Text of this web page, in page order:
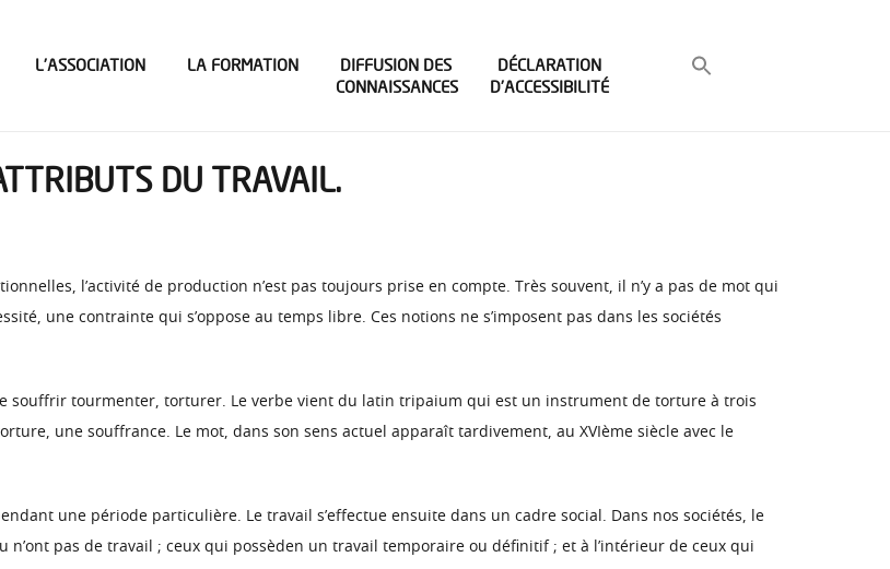
L’ASSOCIATION LA FORMATION
DIFFUSION DES
CONNAISSANCES
DÉCLARATION
D’ACCESSIBILITÉ
DU TRAVAIL.
l’activité de production n’est pas toujours prise en compte. Très souvent, il n’y a pas de mot qui
une contrainte qui s’oppose au temps libre. Ces notions ne s’imposent pas dans les sociétés
souffrir tourmenter, torturer. Le verbe vient du latin tripaium qui est un instrument de torture à trois
une souffrance. Le mot, dans son sens actuel apparaît tardivement, au XVIème siècle avec le
une période particulière. Le travail s’effectue ensuite dans un cadre social. Dans nos sociétés, le
pas de travail ; ceux qui possèden un travail temporaire ou définitif ; et à l’intérieur de ceux qui